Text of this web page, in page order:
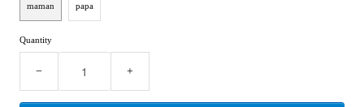
maman papa
Quantity
− +